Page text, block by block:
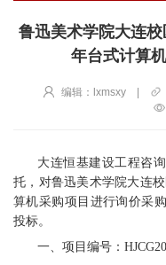
鲁迅美术学院大连
年台式计算
编辑：lxmsxy |
大连恒基建设工程咨
托，对鲁迅美术学院大连
算机采购项目进行询价采
投标。
一、项目编号：